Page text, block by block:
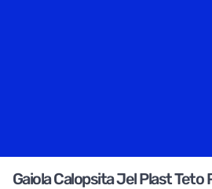
Gaiola Calopsita Jel Plast Teto